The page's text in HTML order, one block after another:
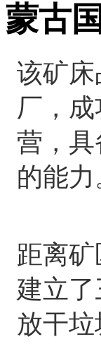
蒙古
该矿床
厂，
营，具
的能力
距离
建立
放干